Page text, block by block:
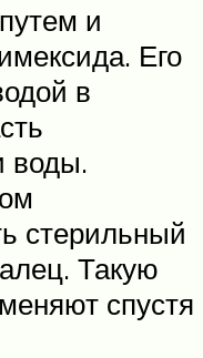
и
Его
в
воды.
стерильный
Такую
спустя